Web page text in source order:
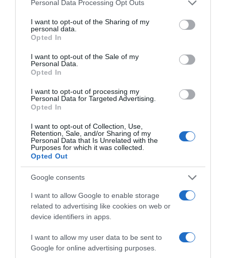
not limited to your visit or usage behaviour. You may click to
grant or deny consent to Google and its third-party tags to
use your data for below specified purposes in below Google
consent section.
Personal Data Processing Opt Outs
I want to opt-out of the Sharing of my
personal data.
Opted In
I want to opt-out of the Sale of my
Personal Data.
Opted In
I want to opt-out of processing my
Personal Data for Targeted Advertising.
Opted In
I want to opt-out of Collection, Use,
Retention, Sale, and/or Sharing of my
Personal Data that Is Unrelated with the
Purposes for which it was collected.
Opted Out
Google consents
I want to allow Google to enable storage
related to advertising like cookies on web or
device identifiers in apps.
I want to allow my user data to be sent to
Google for online advertising purposes.
συγκρίσιμες με εκείνες που είχαν τελεστεί για
τον προκάτοχό του το 1989, τον αγιατολάχ
Ρουχολάχ Χομεΐνί, ιδρυτή της Ισλαμικής
κατακλύζουν τη Δευτέρα τους δρόμους της
ιρανικής πρωτεύουσας και μετά της ιερής
πόλης Κομ στο Ιράν.
οποία αρχικά προβλεπόταν να διεξαχθεί τον
Μάρτιο, αναβλήθηκε λόγω του πολέμου. Το
φέρετρο με τη σορό του εκτέθηκε σε λαϊκό
προσκύνημα για δύο ημέρες, το Σάββατο και
θρησκευτικό και πολιτικό συγκρότημα της
ιρανικής πρωτεύουσας, όπου του απηύθυνε
θρηνούσαν και αξιωματούχοι της Ισλαμικής